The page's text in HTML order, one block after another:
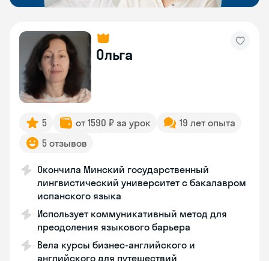
Ольга
5 от 1590 ₽ за урок
19 лет опыта
5 отзывов
Окончила Минский государственный
лингвистический университет с бакалавром
испанского языка
Использует коммуникативный метод для
преодоления языкового барьера
Вела курсы бизнес-английского и
английского для путешествий